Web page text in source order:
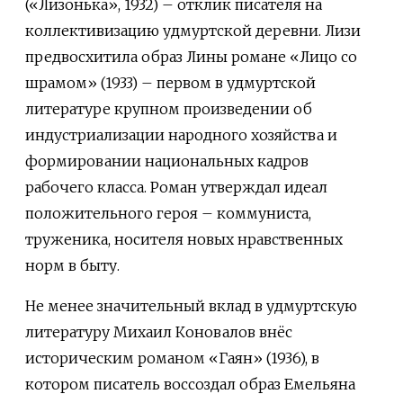
(«Лизонька», 1932) – отклик писателя на
коллективизацию удмуртской деревни. Лизи
предвосхитила образ Лины романе «Лицо со
шрамом» (1933) – первом в удмуртской
литературе крупном произведении об
индустриализации народного хозяйства и
формировании национальных кадров
рабочего класса. Роман утверждал идеал
положительного героя – коммуниста,
труженика, носителя новых нравственных
норм в быту.
Не менее значительный вклад в удмуртскую
литературу Михаил Коновалов внёс
историческим романом «Гаян» (1936), в
котором писатель воссоздал образ Емельяна